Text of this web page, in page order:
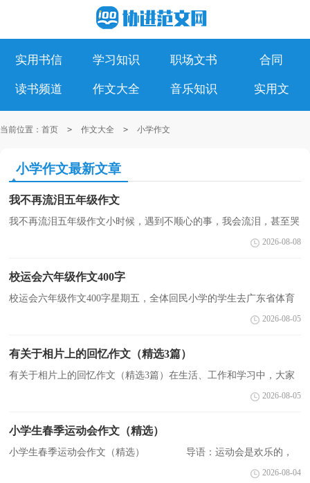
实用书信 学习知识 职场文书 合同
读书频道 作文大全 音乐知识 实用文
当前位置： 首页 > 作文大全 > 小学作文
小学作文最新文章
我不再流泪五年级作文
我不再流泪五年级作文小时候，遇到不顺心的事，我会流泪，甚至哭
泣，要奶奶哄我抱我才罢休。记得幼儿园大班时，有一次我和爸爸下
2026-08-08
校运会六年级作文400字
校运会六年级作文400字星期五，全体回民小学的学生去广东省体育
场参加校运会。到了体育场，场面非常热闹，老师们忙着做准备工
2026-08-05
有关于相片上的回忆作文（精选3篇）
有关于相片上的回忆作文（精选3篇）在生活、工作和学习中，大家
一定都接触过作文吧，作文是由文字组成，经过人的思想考虑，通过
2026-08-05
小学生春季运动会作文（精选）
小学生春季运动会作文（精选） 导语：运动会是欢乐的，
让人激动的。下面是小编为您整理的小学生春季运动会作文，欢迎阅
2026-08-04